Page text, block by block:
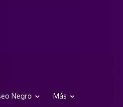
Negro Más